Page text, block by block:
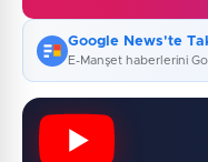
Google News'te
E-Manşet haberlerini